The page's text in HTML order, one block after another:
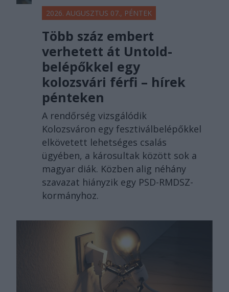
2026. AUGUSZTUS 07., PÉNTEK
Több száz embert
verhetett át Untold-
belépőkkel egy
kolozsvári férfi – hírek
pénteken
A rendőrség vizsgálódik
Kolozsváron egy fesztiválbelépőkkel
elkövetett lehetséges csalás
ügyében, a károsultak között sok a
magyar diák. Közben alig néhány
szavazat hiányzik egy PSD-RMDSZ-
kormányhoz.